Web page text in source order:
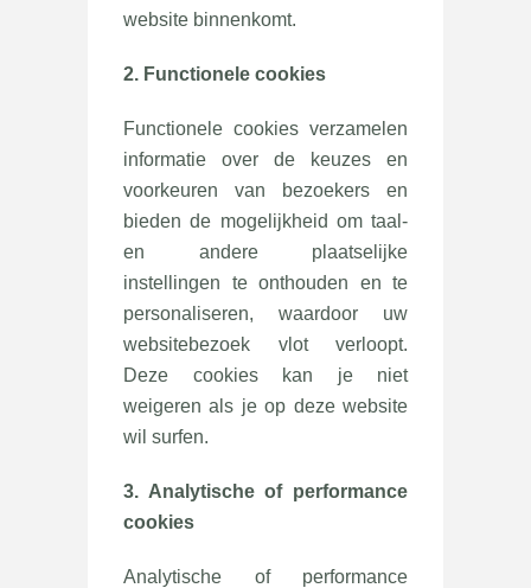
website binnenkomt.
2. Functionele cookies
Functionele cookies verzamelen
informatie over de keuzes en
voorkeuren van bezoekers en
bieden de mogelijkheid om taal-
en andere plaatselijke
instellingen te onthouden en te
personaliseren, waardoor uw
websitebezoek vlot verloopt.
Deze cookies kan je niet
weigeren als je op deze website
wil surfen.
3. Analytische of performance
cookies
Analytische of performance